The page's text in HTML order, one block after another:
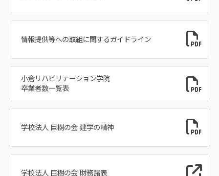
情報提供等への取組に関するガイドライン
小倉リハビリテーション学院
卒業者数一覧表
学校法人 巨樹の会 建学の精神
学校法人 巨樹の会 財務諸表